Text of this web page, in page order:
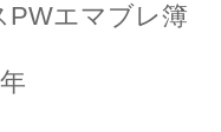
PWエマブレ簿